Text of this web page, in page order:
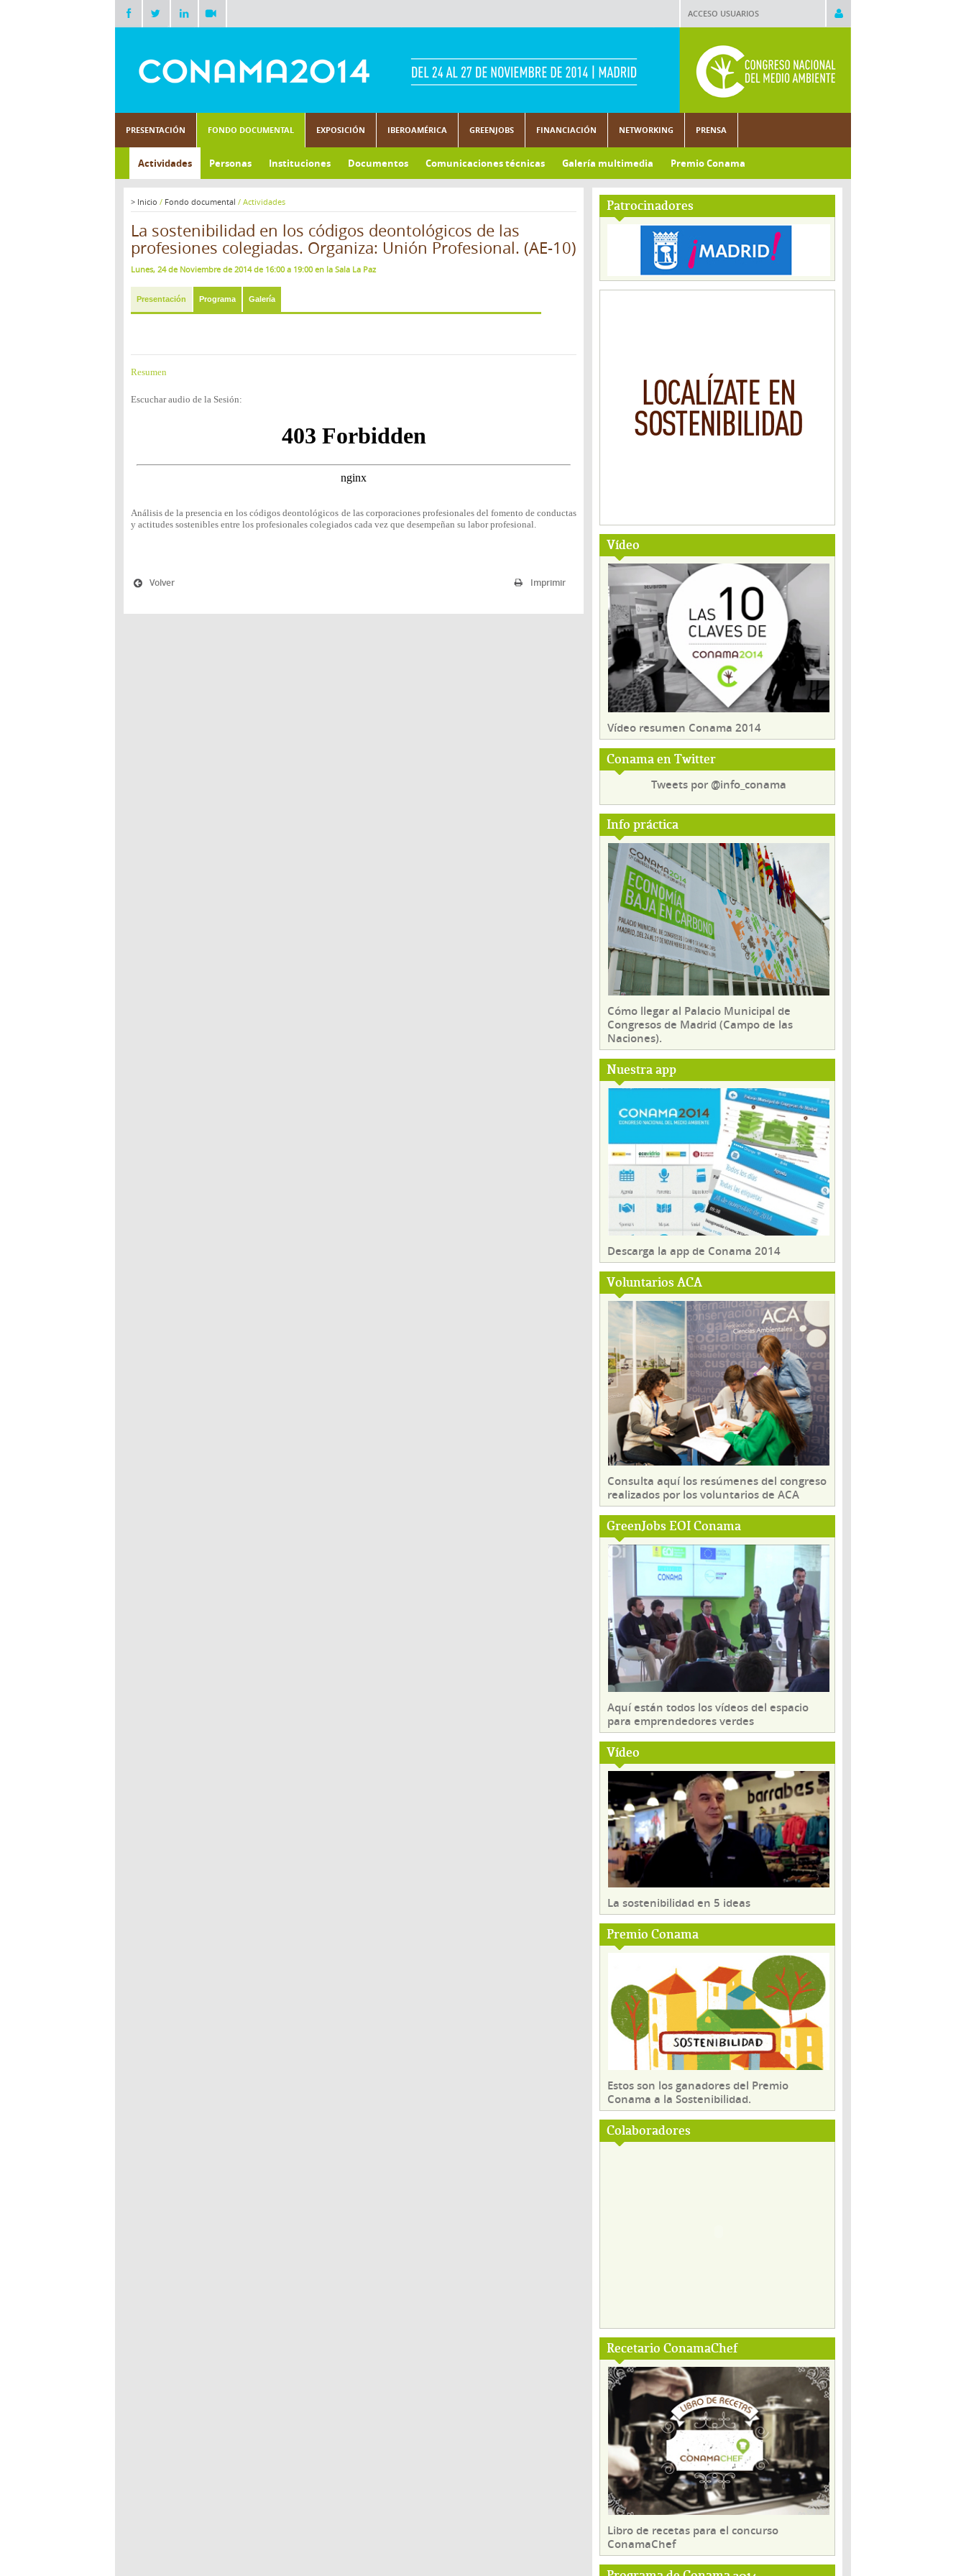
ACCESO USUARIOS
PRESENTACIÓN FONDO DOCUMENTAL EXPOSICIÓN IBEROAMÉRICA GREENJOBS FINANCIACIÓN NETWORKING PRENSA
Actividades Personas Instituciones Documentos Comunicaciones técnicas Galería multimedia Premio Conama
Patrocinadores
Vídeo
Vídeo resumen Conama 2014
Conama en Twitter
Tweets por @info_conama
Info práctica
Cómo llegar al Palacio Municipal de
Congresos de Madrid (Campo de las
Naciones).
Nuestra app
Descarga la app de Conama 2014
Voluntarios ACA
Consulta aquí los resúmenes del congreso
realizados por los voluntarios de ACA
GreenJobs EOI Conama
Aquí están todos los vídeos del espacio
para emprendedores verdes
Vídeo
La sostenibilidad en 5 ideas
Premio Conama
Estos son los ganadores del Premio
Conama a la Sostenibilidad.
Colaboradores
Recetario ConamaChef
Libro de recetas para el concurso
ConamaChef
> Inicio / Fondo documental / Actividades
La sostenibilidad en los códigos deontológicos de las
profesiones colegiadas. Organiza: Unión Profesional. (AE-10)
Lunes, 24 de Noviembre de 2014 de 16:00 a 19:00 en la Sala La Paz
Presentación Programa Galería
Resumen
Escuchar audio de la Sesión:
Análisis de la presencia en los códigos deontológicos de las corporaciones profesionales del fomento de conductas
y actitudes sostenibles entre los profesionales colegiados cada vez que desempeñan su labor profesional.
Imprimir
Volver